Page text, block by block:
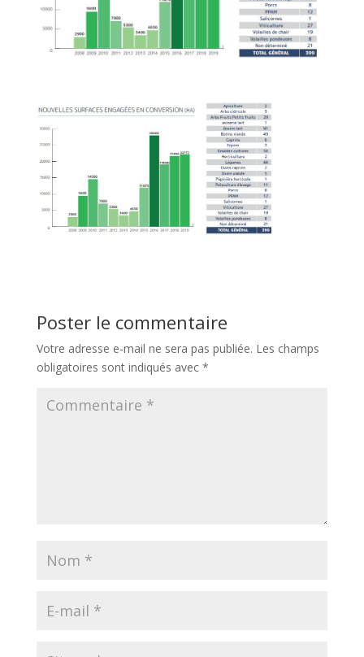
Poster le commentaire
Votre adresse e-mail ne sera pas publiée. Les champs
obligatoires sont indiqués avec *